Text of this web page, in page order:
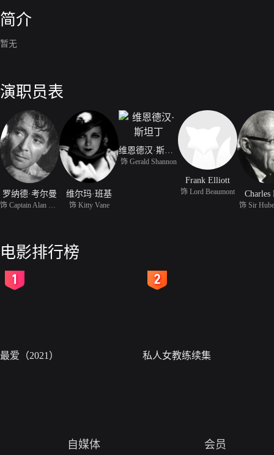
简介
暂无
演职员表
罗纳德·考尔曼 维尔玛·班基
饰 Kitty Vane
维恩德汉·斯坦丁
饰 Gerald Shannon
Frank Elliott
饰 Lord Beaumont Charles
饰 Sir
电影排行榜
最爱（2021） 私人女教练续集
自媒体 会员